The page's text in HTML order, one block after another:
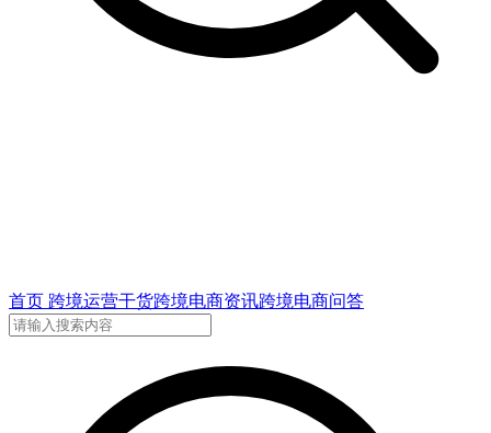
首页 跨境运营干货跨境电商资讯跨境电商问答